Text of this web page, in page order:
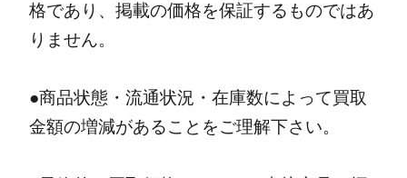
格であり、掲載の価格を保証するものではあ
りません。
●商品状態・流通状況・在庫数によって買取
金額の増減があることをご理解下さい。